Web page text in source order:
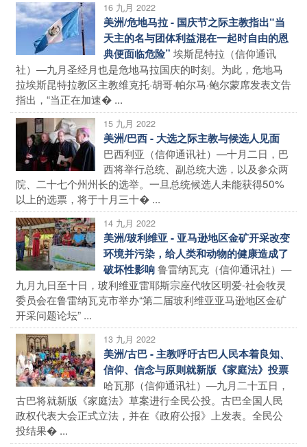
16 九月 2022
美洲/危地马拉 - 国庆节之际主教指出“当
天主的名与团体利益混在一起时自由的恩
典便面临危险” 埃斯昆特拉（信仰通讯
社）—九月圣经月也是危地马拉国庆的时刻。为此，危地马
拉埃斯昆特拉教区主教维克托·胡哥·帕尔马·鲍尔蒙席发表文告
指出，“当正在加速� ...
15 九月 2022
美洲/巴西 - 大选之际主教与候选人见面
巴西利亚（信仰通讯社）—十月二日，巴
西将举行总统、副总统大选，以及参众两
院、二十七个州州长的选举。一旦总统候选人未能获得50%
以上的选票，将于十月三十� ...
14 九月 2022
美洲/玻利维亚 - 亚马逊地区金矿开采改变
环境并污染，给人类和动物的健康造成了
破坏性影响鲁雷纳瓦克（信仰通讯社）—
九月九日至十日，玻利维亚雷耶斯宗座代牧区明爱-社会牧灵
委员会在鲁雷纳瓦克市举办“第二届玻利维亚亚马逊地区金矿
开采问题论坛” ...
13 九月 2022
美洲/古巴 - 主教呼吁古巴人民本着良知、
信仰、信念与原则就新版《家庭法》投票
哈瓦那（信仰通讯社）—九月二十五日，
古巴将就新版《家庭法》草案进行全民公投。古巴全国人民
政权代表大会正式立法，并在《政府公报》上发表。全民公
投结果� ...